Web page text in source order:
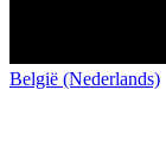
België (Nederlands)